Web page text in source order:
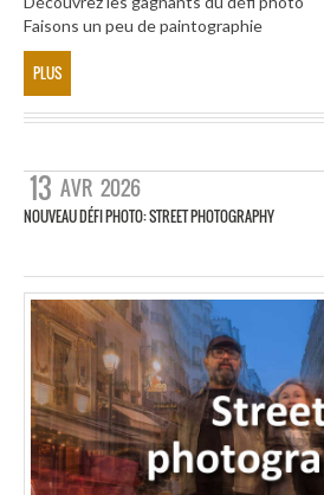
Faisons un peu de paintographie
PLUS
13 AVR 2026
NOUVEAU DÉFI PHOTO: STREET PHOTOGRAPHY